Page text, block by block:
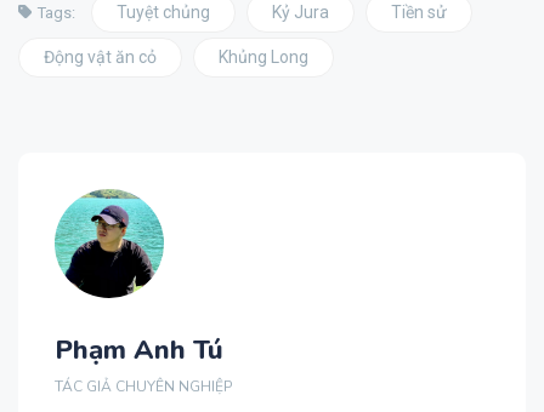
Tags: Tuyệt chủng Kỷ Jura Tiền sử
Động vật ăn cỏ Khủng Long
Phạm Anh Tú
TÁC GIẢ CHUYÊN NGHIỆP